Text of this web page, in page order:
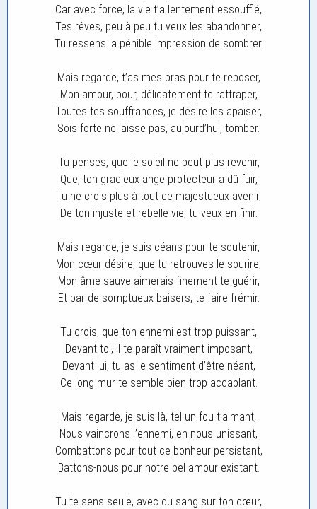
Car avec force, la vie t’a lentement essoufflé,
Tes rêves, peu à peu tu veux les abandonner,
Tu ressens la pénible impression de sombrer.
Mais regarde, t’as mes bras pour te reposer,
Mon amour, pour, délicatement te rattraper,
Toutes tes souffrances, je désire les apaiser,
Sois forte ne laisse pas, aujourd’hui, tomber.
Tu penses, que le soleil ne peut plus revenir,
Que, ton gracieux ange protecteur a dû fuir,
Tu ne crois plus à tout ce majestueux avenir,
De ton injuste et rebelle vie, tu veux en finir.
Mais regarde, je suis céans pour te soutenir,
Mon cœur désire, que tu retrouves le sourire,
Mon âme sauve aimerais finement te guérir,
Et par de somptueux baisers, te faire frémir.
Tu crois, que ton ennemi est trop puissant,
Devant toi, il te paraît vraiment imposant,
Devant lui, tu as le sentiment d’être néant,
Ce long mur te semble bien trop accablant.
Mais regarde, je suis là, tel un fou t’aimant,
Nous vaincrons l’ennemi, en nous unissant,
Combattons pour tout ce bonheur persistant,
Battons-nous pour notre bel amour existant.
Tu te sens seule, avec du sang sur ton cœur,